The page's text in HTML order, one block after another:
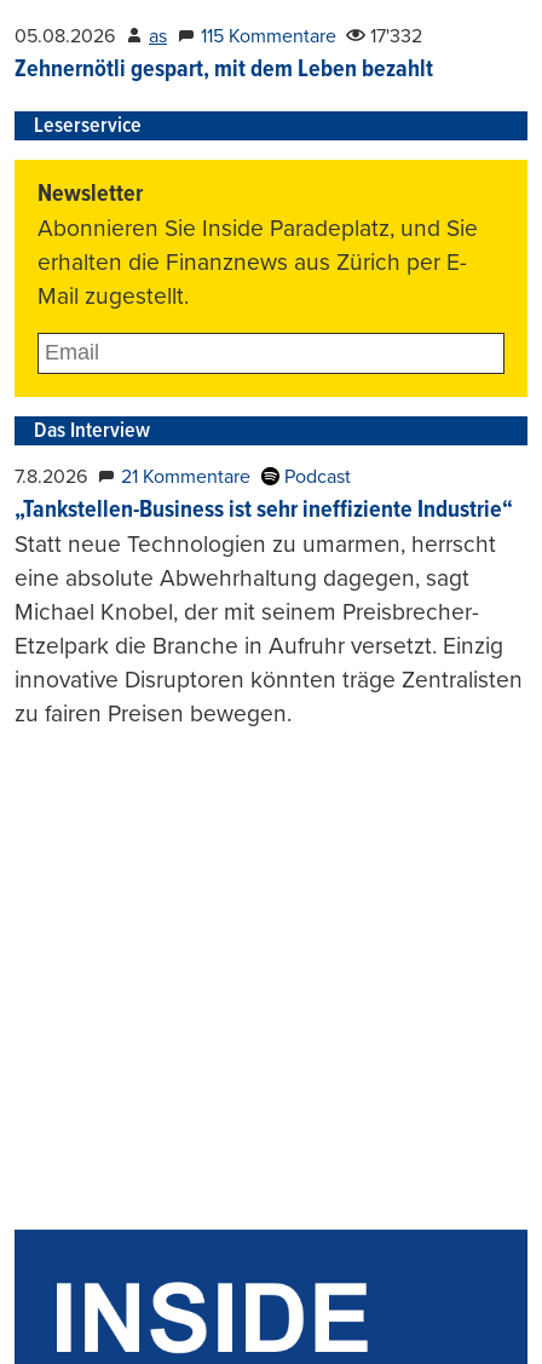
05.08.2026 as 115 Kommentare 17'332
Zehnernötli gespart, mit dem Leben bezahlt
Leserservice
Newsletter
Abonnieren Sie Inside Paradeplatz, und Sie
erhalten die Finanznews aus Zürich per E-
Mail zugestellt.
Das Interview
7.8.2026 21 Kommentare Podcast
„Tankstellen-Business ist sehr ineffiziente Industrie“
Statt neue Technologien zu umarmen, herrscht
eine absolute Abwehrhaltung dagegen, sagt
Michael Knobel, der mit seinem Preisbrecher-
Etzelpark die Branche in Aufruhr versetzt. Einzig
innovative Disruptoren könnten träge Zentralisten
zu fairen Preisen bewegen.